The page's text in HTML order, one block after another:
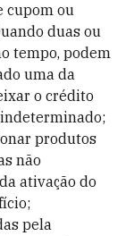
cupom ou
duas ou
tempo, podem
uma da
o crédito
produtos
não
ativação do
pela